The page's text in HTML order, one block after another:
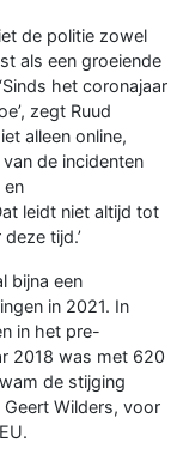
de politie zowel
als een groeiende
het coronajaar
zegt Ruud
alleen online,
de incidenten
en
leidt niet altijd tot
tijd.’
bijna een
in 2021. In
in het pre-
2018 was met 620
de stijging
Wilders, voor